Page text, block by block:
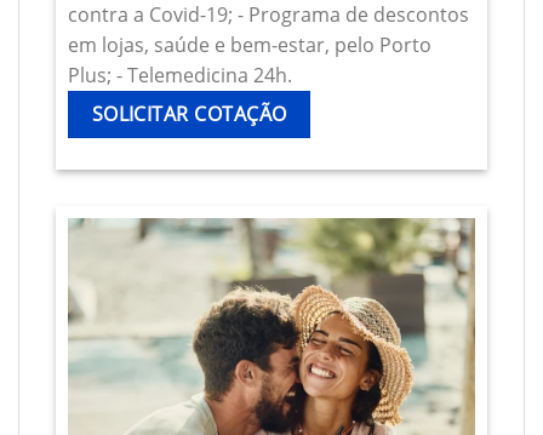
contra a Covid-19; - Programa de descontos
em lojas, saúde e bem-estar, pelo Porto
Plus; - Telemedicina 24h.
SOLICITAR COTAÇÃO